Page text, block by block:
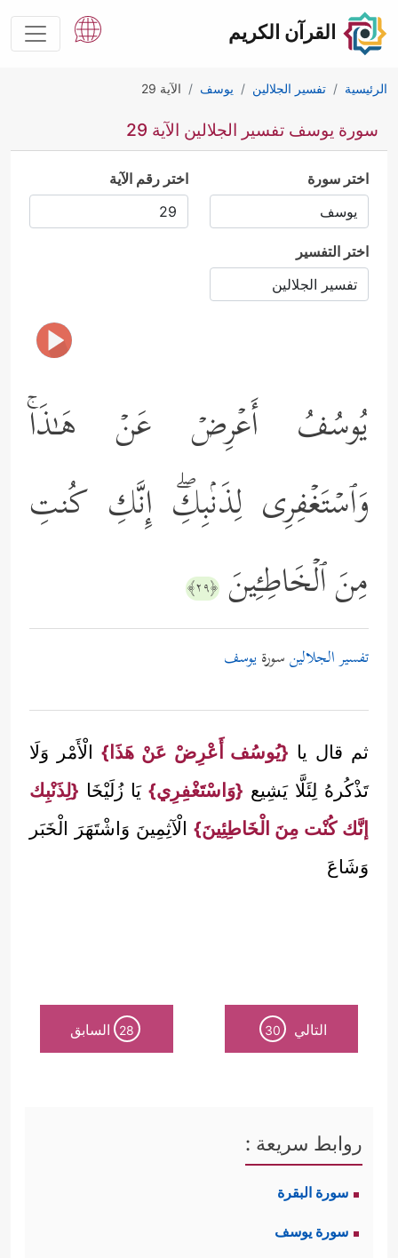
القرآن الكريم
الرئيسية تفسير الجلالين يوسف الآية 29
سورة يوسف تفسير الجلالين الآية 29
اختر سورة اختر رقم الآية
اختر التفسير
یُوسُفُ أَعۡرِضۡ عَنۡ هَـٰذَاۚ
وَٱسۡتَغۡفِرِی لِذَنۢبِكِۖ إِنَّكِ كُنتِ
مِنَ ٱلۡخَاطِـِٔینَ ﴿٢٩﴾
تفسير الجلالينسورةيوسف
ثم قال يا {يُوسُف أَعْرِضْ عَنْ هَذَا} الْأَمْر وَلَا
تَذْكُرهُ لِئَلَّا يَشِيع {وَاسْتَغْفِرِي} يَا زُلَيْخَا {لِذَنْبِك
إنَّك كُنْت مِنَ الْخَاطِئِينَ} الْآثِمِينَ وَاشْتَهَرَ الْخَبَر
وَشَاعَ
التالي 30
28 السابق
روابط سريعة :
سورة البقرة
سورة يوسف